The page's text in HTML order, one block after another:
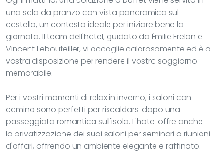
una sala da pranzo con vista panoramica sul
castello, un contesto ideale per iniziare bene la
giornata. Il team dell'hotel, guidato da Émilie Frelon e
Vincent Lebouteiller, vi accoglie calorosamente ed è a
vostra disposizione per rendere il vostro soggiorno
memorabile.
Per i vostri momenti di relax in inverno, i saloni con
camino sono perfetti per riscaldarsi dopo una
passeggiata romantica sull'isola. L'hotel offre anche
la privatizzazione dei suoi saloni per seminari o riunioni
d'affari, offrendo un ambiente elegante e raffinato.